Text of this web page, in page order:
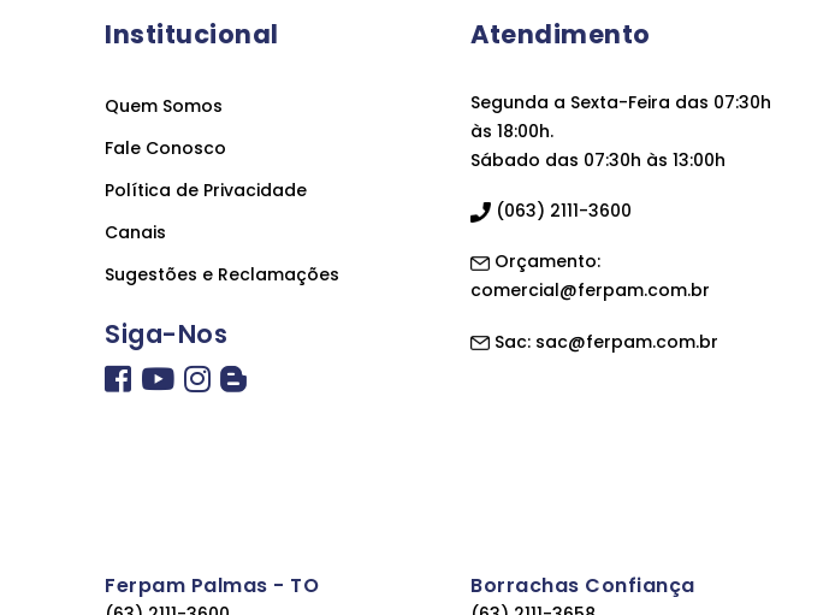
Institucional
Quem Somos
Fale Conosco
Política de Privacidade
Canais
Sugestões e Reclamações
Siga-Nos
Atendimento
Segunda a Sexta-Feira das 07:30h
às 18:00h.
Sábado das 07:30h às 13:00h
(063) 2111-3600
Orçamento:
comercial@ferpam.com.br
Sac: sac@ferpam.com.br
Ferpam Palmas - TO Borrachas Confiança